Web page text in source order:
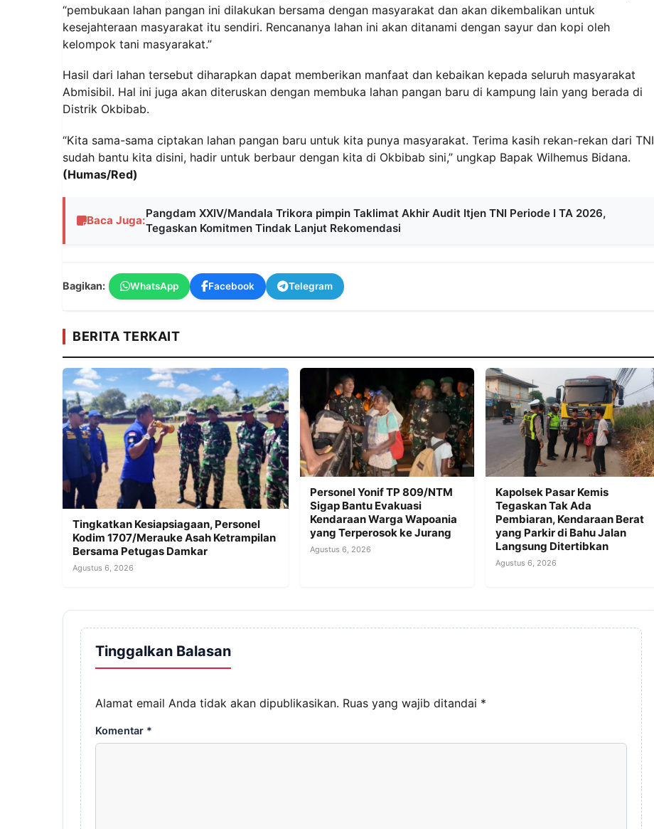
“pembukaan lahan pangan ini dilakukan bersama dengan masyarakat dan akan dikembalikan untuk
kesejahteraan masyarakat itu sendiri. Rencananya lahan ini akan ditanami dengan sayur dan kopi oleh
kelompok tani masyarakat.”
Hasil dari lahan tersebut diharapkan dapat memberikan manfaat dan kebaikan kepada seluruh masyarakat
Abmisibil. Hal ini juga akan diteruskan dengan membuka lahan pangan baru di kampung lain yang berada di
Distrik Okbibab.
“Kita sama-sama ciptakan lahan pangan baru untuk kita punya masyarakat. Terima kasih rekan-rekan dari TNI
sudah bantu kita disini, hadir untuk berbaur dengan kita di Okbibab sini,” ungkap Bapak Wilhemus Bidana.
(Humas/Red)
Baca Juga:
Pangdam XXIV/Mandala Trikora pimpin Taklimat Akhir Audit Itjen TNI Periode I TA 2026,
Tegaskan Komitmen Tindak Lanjut Rekomendasi
Bagikan: WhatsApp Facebook Telegram
BERITA TERKAIT
Tingkatkan Kesiapsiagaan, Personel
Kodim 1707/Merauke Asah Ketrampilan
Bersama Petugas Damkar
Agustus 6, 2026
Personel Yonif TP 809/NTM
Sigap Bantu Evakuasi
Kendaraan Warga Wapoania
yang Terperosok ke Jurang
Agustus 6, 2026
Kapolsek Pasar Kemis
Tegaskan Tak Ada
Pembiaran, Kendaraan Berat
yang Parkir di Bahu Jalan
Langsung Ditertibkan
Agustus 6, 2026
Tinggalkan Balasan
Alamat email Anda tidak akan dipublikasikan. Ruas yang wajib ditandai *
Komentar *